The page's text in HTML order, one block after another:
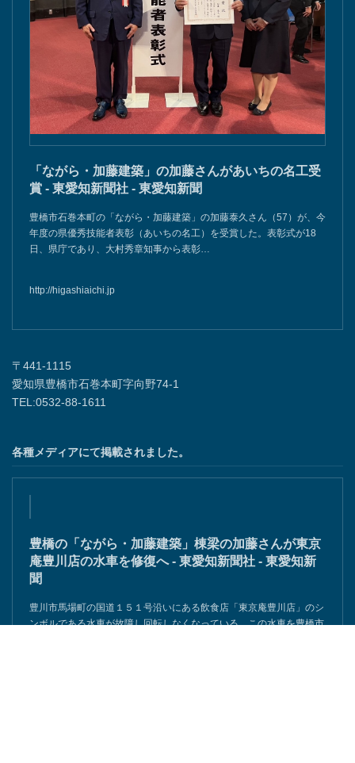
「ながら・加藤建築」の加藤さんがあいちの名工受
賞 - 東愛知新聞社 - 東愛知新聞
豊橋市石巻本町の「ながら・加藤建築」の加藤泰久さん（57）が、今
年度の県優秀技能者表彰（あいちの名工）を受賞した。表彰式が18
日、県庁であり、大村秀章知事から表彰…
http://higashiaichi.jp
〒441-1115
愛知県豊橋市石巻本町字向野74-1
TEL:0532-88-1611
各種メディアにて掲載されました。